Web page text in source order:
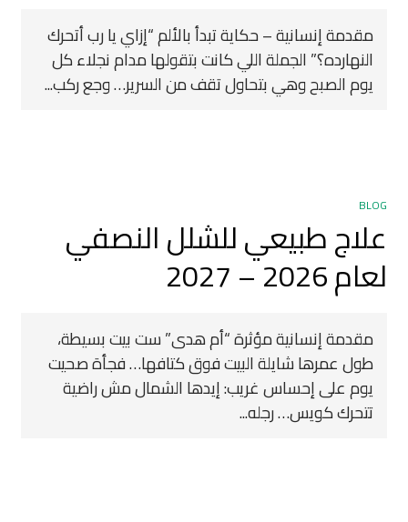
مقدمة إنسانية – حكاية تبدأ بالألم “إزاي يا رب أتحرك
النهارده؟” الجملة اللي كانت بتقولها مدام نجلاء كل
يوم الصبح وهي بتحاول تقف من السرير… وجع ركب...
BLOG
علاج طبيعي للشلل النصفي
لعام 2026 – 2027
مقدمة إنسانية مؤثرة “أم هدى” ست بيت بسيطة،
طول عمرها شايلة البيت فوق كتافها… فجأة صحيت
يوم على إحساس غريب: إيدها الشمال مش راضية
تتحرك كويس… رجله...